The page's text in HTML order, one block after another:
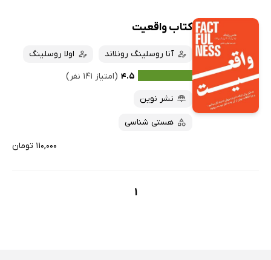
کتاب واقعیت
آنا روسلینگ رونلاند
اولا روسلینگ
۴.۵ (امتیاز ۱۴۱ نفر)
نشر نوین
هستی شناسی
۱۱۰,۰۰۰ تومان
1